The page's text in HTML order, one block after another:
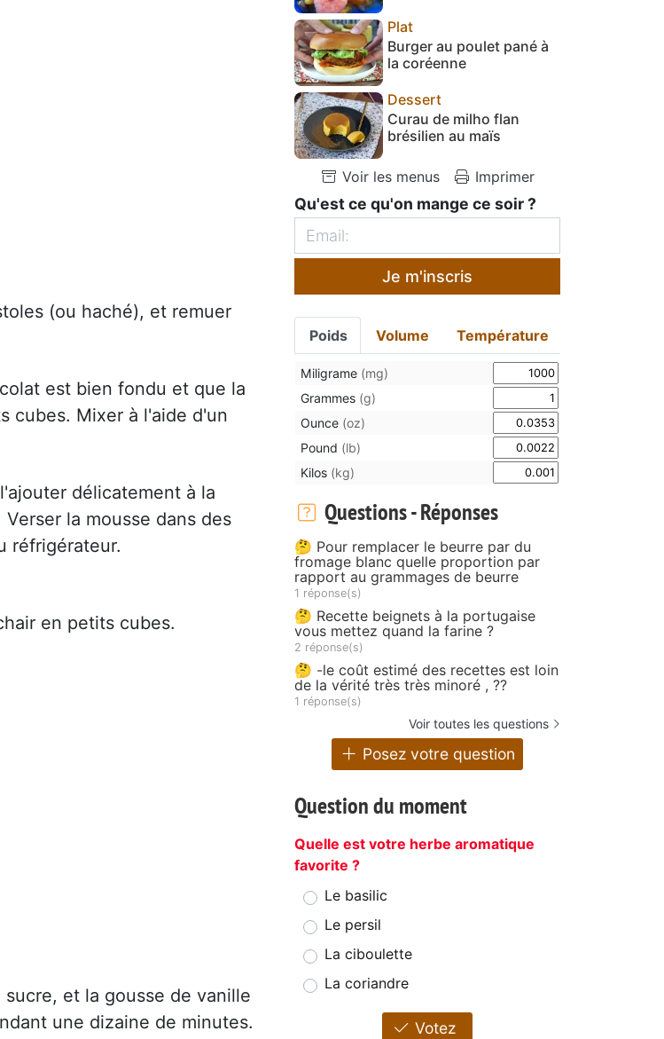
(ou haché), et remuer
est bien fondu et que la
cubes. Mixer à l'aide d'un
délicatement à la
la mousse dans des
réfrigérateur.
en petits cubes.
et la gousse de vanille
une dizaine de minutes.
Plat
Burger au poulet pané à
la coréenne
Dessert
Curau de milho flan
brésilien au maïs
Voir les menus Imprimer
Qu'est ce qu'on mange ce soir ?
Je m'inscris
Poids Volume Température
Miligrame (mg)
Grammes (g)
Ounce (oz)
Pound (lb)
Kilos (kg)
Questions - Réponses
🤔 Pour remplacer le beurre par du
fromage blanc quelle proportion par
rapport au grammages de beurre
1 réponse(s)
🤔 Recette beignets à la portugaise
vous mettez quand la farine ?
2 réponse(s)
🤔 -le coût estimé des recettes est loin
de la vérité très très minoré , ??
1 réponse(s)
Voir toutes les questions
Posez votre question
Question du moment
Quelle est votre herbe aromatique
favorite ?
Le basilic
Le persil
La ciboulette
La coriandre
Votez